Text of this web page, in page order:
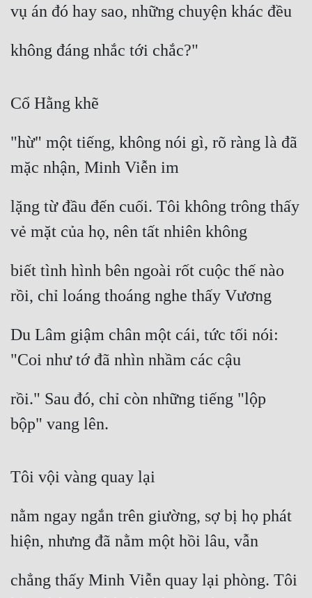
vụ án đó hay sao, những chuyện khác đều
không đáng nhắc tới chắc?"
Cổ Hằng khẽ
"hừ" một tiếng, không nói gì, rõ ràng là đã
mặc nhận, Minh Viễn im
lặng từ đầu đến cuối. Tôi không trông thấy
vẻ mặt của họ, nên tất nhiên không
biết tình hình bên ngoài rốt cuộc thế nào
rồi, chỉ loáng thoáng nghe thấy Vương
Du Lâm giậm chân một cái, tức tối nói:
"Coi như tớ đã nhìn nhầm các cậu
rồi." Sau đó, chỉ còn những tiếng "lộp
bộp" vang lên.
Tôi vội vàng quay lại
nằm ngay ngắn trên giường, sợ bị họ phát
hiện, nhưng đã nằm một hồi lâu, vẫn
chẳng thấy Minh Viễn quay lại phòng. Tôi